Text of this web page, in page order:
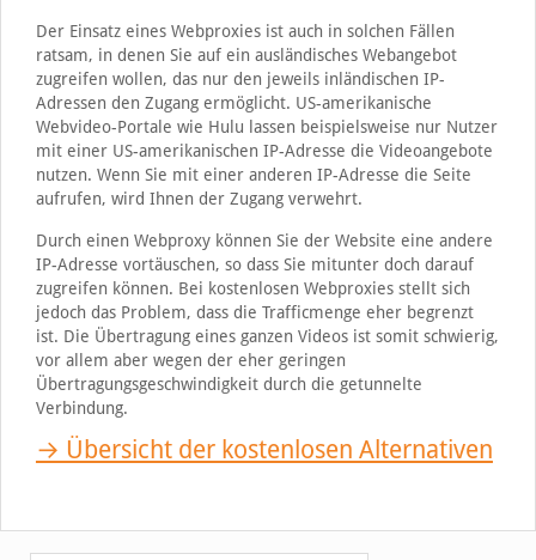
Der Einsatz eines Webproxies ist auch in solchen Fällen
ratsam, in denen Sie auf ein ausländisches Webangebot
zugreifen wollen, das nur den jeweils inländischen IP-
Adressen den Zugang ermöglicht. US-amerikanische
Webvideo-Portale wie Hulu lassen beispielsweise nur Nutzer
mit einer US-amerikanischen IP-Adresse die Videoangebote
nutzen. Wenn Sie mit einer anderen IP-Adresse die Seite
aufrufen, wird Ihnen der Zugang verwehrt.
Durch einen Webproxy können Sie der Website eine andere
IP-Adresse vortäuschen, so dass Sie mitunter doch darauf
zugreifen können. Bei kostenlosen Webproxies stellt sich
jedoch das Problem, dass die Trafficmenge eher begrenzt
ist. Die Übertragung eines ganzen Videos ist somit schwierig,
vor allem aber wegen der eher geringen
Übertragungsgeschwindigkeit durch die getunnelte
Verbindung.
→ Übersicht der kostenlosen Alternativen